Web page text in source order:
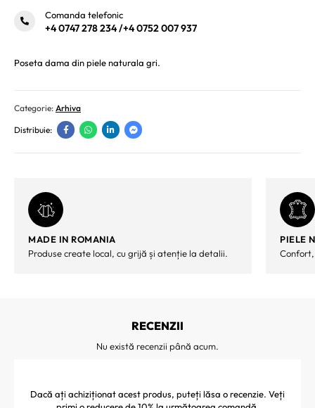
Comanda telefonic
+4 0747 278 234/+4 0752 007 937
Poseta dama din piele naturala gri.
Categorie: Arhiva
Distribuie:
MADE IN ROMANIA
Produse create local, cu grijă și atenție la detalii.
PIELE
RECENZII
Nu există recenzii până acum.
Dacă ați achiziționat acest produs, puteți lăsa o recenzie. Veți